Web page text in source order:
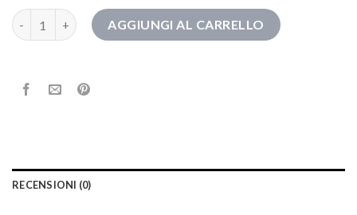
stivaletto nero quantitàAGGIUNGI AL CARRELLO
RECENSIONI (0)